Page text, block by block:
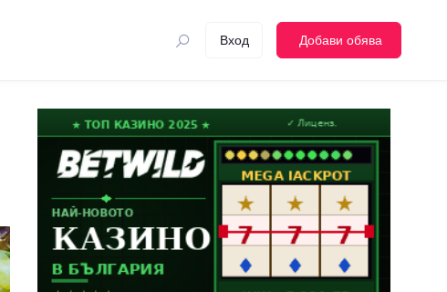
Вход Добави обява